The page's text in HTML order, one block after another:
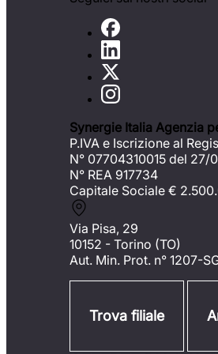
Synergie Italia Agenzia
P.IVA e Iscrizione al
N° 07704310015 del 27/
N° REA 917734
Capitale Sociale €
Via Pisa, 29
10152 - Torino (TO)
Aut. Min. Prot. n° 1207-
Trova filiale